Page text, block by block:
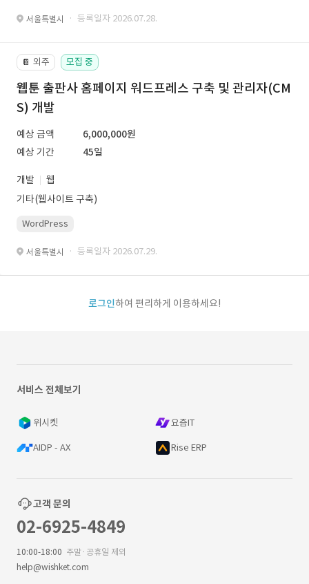
서울특별시 · 등록일자 2026.07.28.
📔 외주 모집 중
웹툰 출판사 홈페이지 워드프레스 구축 및 관리자(CM
S) 개발
예상 금액
6,000,000원
예상 기간
45일
개발
웹
기타(웹사이트 구축)
WordPress
서울특별시 · 등록일자 2026.07.29.
로그인하여 편리하게 이용하세요!
서비스 전체보기
위시켓 요즘IT
AIDP - AX Rise ERP
고객 문의
02-6925-4849
10:00-18:00 주말·공휴일 제외
help@wishket.com